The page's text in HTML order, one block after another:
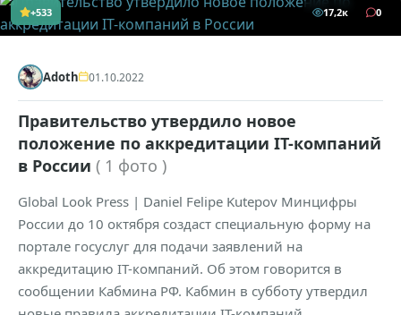
+533 17,2к 0
Adoth 01.10.2022
Правительство утвердило новое
положение по аккредитации IT-компаний
в России ( 1 фото )
Global Look Press | Daniel Felipe Kutepov Минцифры
России до 10 октября создаст специальную форму на
портале госуслуг для подачи заявлений на
аккредитацию IT-компаний. Об этом говорится в
сообщении Кабмина РФ. Кабмин в субботу утвердил